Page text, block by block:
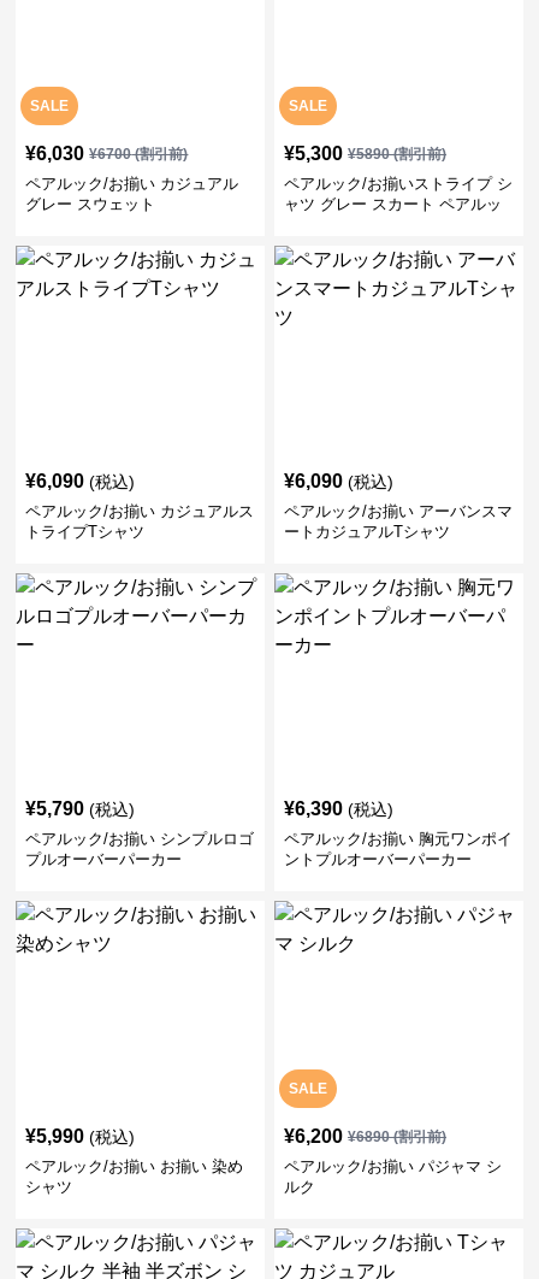
SALE
¥6,030 ¥6700(割引前)
ペアルック/お揃い カジュアル
グレー スウェット
SALE
¥5,300 ¥5890(割引前)
ペアルック/お揃いストライプ シ
ャツ グレー スカート ペアルッ
¥6,090 (税込)
ペアルック/お揃い カジュアルス
トライプTシャツ
¥6,090 (税込)
ペアルック/お揃い アーバンスマ
ートカジュアルTシャツ
¥5,790 (税込)
ペアルック/お揃い シンプルロゴ
プルオーバーパーカー
¥6,390 (税込)
ペアルック/お揃い 胸元ワンポイ
ントプルオーバーパーカー
¥5,990 (税込)
ペアルック/お揃い お揃い 染め
シャツ
SALE
¥6,200 ¥6890(割引前)
ペアルック/お揃い パジャマ シ
ルク